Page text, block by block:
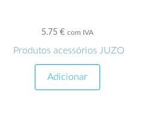
5.75€ com IVA
Produtos acessórios JUZO
Adicionar